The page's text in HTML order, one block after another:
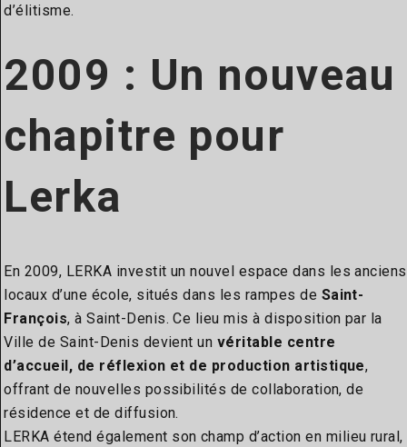
d’élitisme.
2009 : Un nouveau
chapitre pour
Lerka
En 2009, LERKA investit un nouvel espace dans les anciens
locaux d’une école, situés dans les rampes de Saint-
François, à Saint-Denis. Ce lieu mis à disposition par la
Ville de Saint-Denis devient un véritable centre
d’accueil, de réflexion et de production artistique,
offrant de nouvelles possibilités de collaboration, de
résidence et de diffusion.
LERKA étend également son champ d’action en milieu rural,